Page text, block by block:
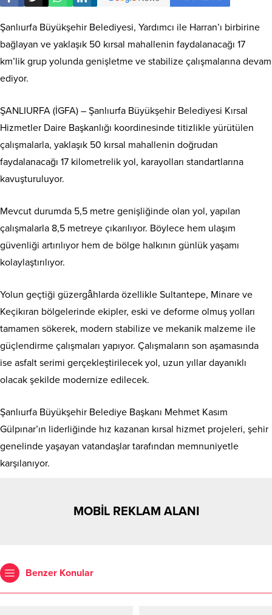
Şanlıurfa Büyükşehir Belediyesi, Yardımcı ile Harran’ı birbirine
bağlayan ve yaklaşık 50 kırsal mahallenin faydalanacağı 17
km’lik grup yolunda genişletme ve stabilize çalışmalarına devam
ediyor.
ŞANLIURFA (İGFA) – Şanlıurfa Büyükşehir Belediyesi Kırsal
Hizmetler Daire Başkanlığı koordinesinde titizlikle yürütülen
çalışmalarla, yaklaşık 50 kırsal mahallenin doğrudan
faydalanacağı 17 kilometrelik yol, karayolları standartlarına
kavuşturuluyor.
Mevcut durumda 5,5 metre genişliğinde olan yol, yapılan
çalışmalarla 8,5 metreye çıkarılıyor. Böylece hem ulaşım
güvenliği artırılıyor hem de bölge halkının günlük yaşamı
kolaylaştırılıyor.
Yolun geçtiği güzergâhlarda özellikle Sultantepe, Minare ve
Keçikıran bölgelerinde ekipler, eski ve deforme olmuş yolları
tamamen sökerek, modern stabilize ve mekanik malzeme ile
güçlendirme çalışmaları yapıyor. Çalışmaların son aşamasında
ise asfalt serimi gerçekleştirilecek yol, uzun yıllar dayanıklı
olacak şekilde modernize edilecek.
Şanlıurfa Büyükşehir Belediye Başkanı Mehmet Kasım
Gülpınar’ın liderliğinde hız kazanan kırsal hizmet projeleri, şehir
genelinde yaşayan vatandaşlar tarafından memnuniyetle
karşılanıyor.
MOBİL REKLAM ALANI
Benzer Konular